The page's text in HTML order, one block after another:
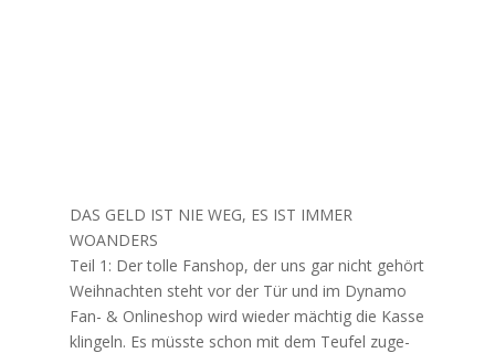
DAS GELD IST NIE WEG, ES IST IMMER
WOANDERS
Teil 1: Der tol­le Fan­shop, der uns gar nicht gehört
Weih­nach­ten steht vor der Tür und im Dyna­mo
Fan- & Online­shop wird wie­der mäch­tig die Kas­se
klin­geln. Es müss­te schon mit dem Teu­fel zuge­